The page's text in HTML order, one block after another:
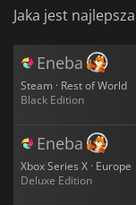
Jaka jest
Eneba
Steam · Rest of World
Black Edition
Eneba
Xbox Series X · Europe
Deluxe Edition